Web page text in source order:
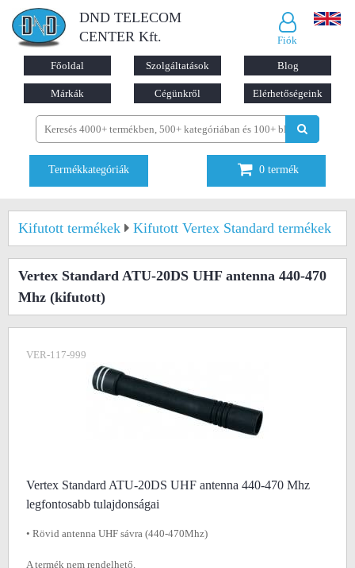
DND TELECOM
CENTER Kft.
Fiók
Főoldal Szolgáltatások Blog
Márkák Cégünkről Elérhetőségeink
Termékkategóriák 0 termék
Kifutott termékek Kifutott Vertex Standard termékek
Vertex Standard ATU-20DS UHF antenna 440-470
Mhz (kifutott)
VER-117-999
Vertex Standard ATU-20DS UHF antenna 440-470 Mhz
legfontosabb tulajdonságai
• Rövid antenna UHF sávra (440-470Mhz)
A termék nem rendelhető.